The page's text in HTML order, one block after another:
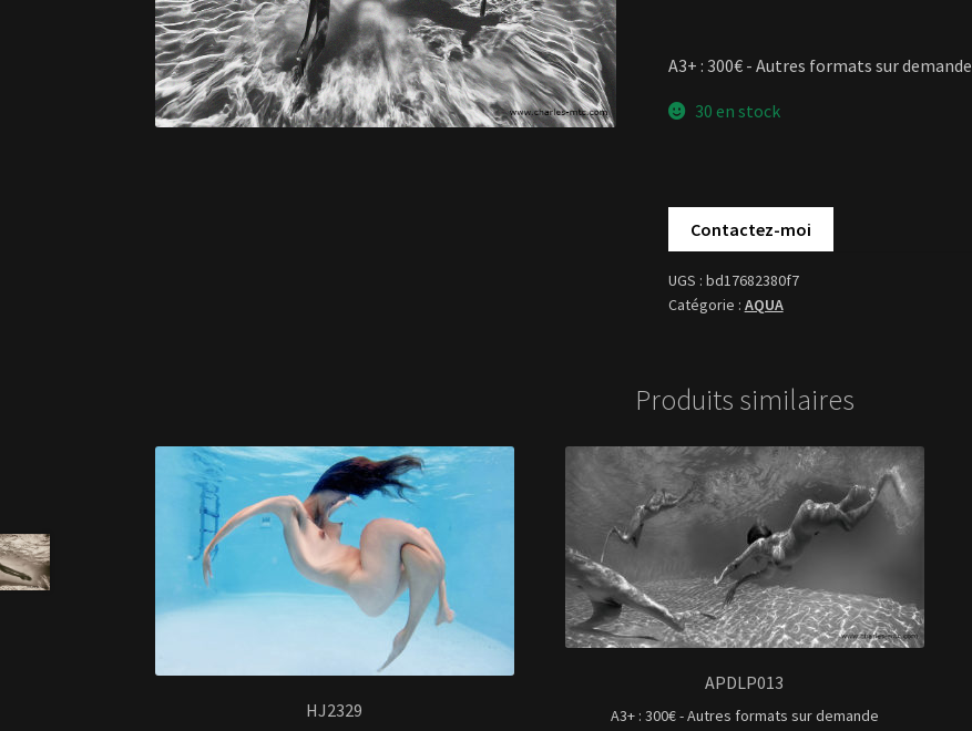
A3+ : 300€ - Autres formats sur demande
30 en stock
bd17682380f7
AQUA
Produits similaires
HJ2329
APDLP013
A3+ : 300€ - Autres formats sur demande